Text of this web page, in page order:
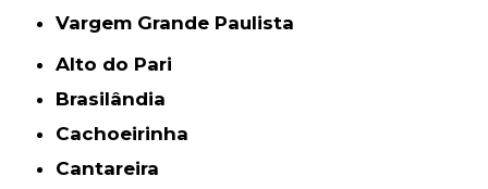
Vargem Grande Paulista
Alto do Pari
Brasilândia
Cachoeirinha
Cantareira